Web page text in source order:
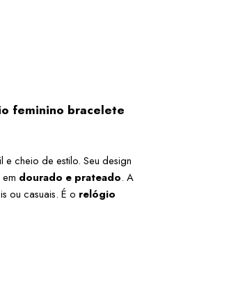
feminino bracelete
e cheio de estilo. Seu design
dourado e prateado. A
ou casuais. É o relógio